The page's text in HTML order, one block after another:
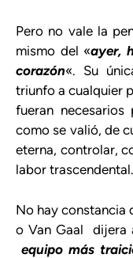
Pero no vale la
mismo del «ayer,
corazón«. Su
triunfo a cualquier
fueran
como se valió, de
eterna, controlar,
labor trascendental.
No hay constancia
o Van Gaal dijera
equipo más